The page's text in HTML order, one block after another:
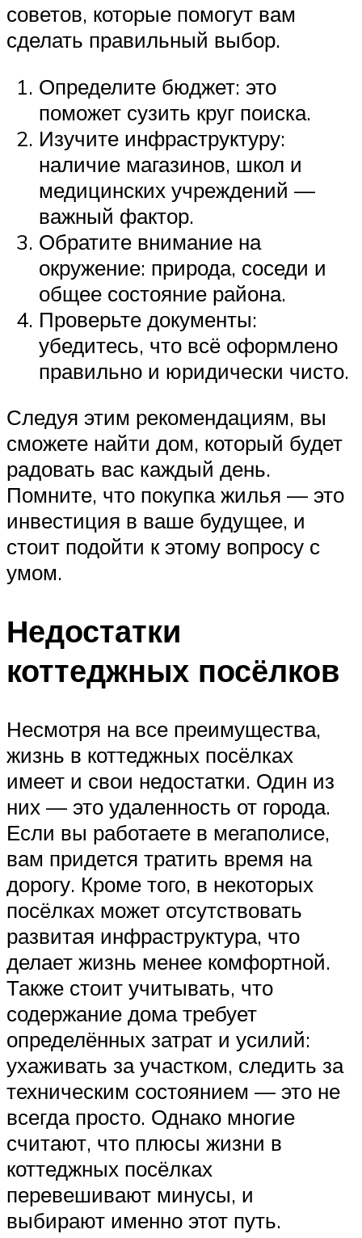
советов, которые помогут вам
сделать правильный выбор.
Определите бюджет: это
поможет сузить круг поиска.
Изучите инфраструктуру:
наличие магазинов, школ и
медицинских учреждений —
важный фактор.
Обратите внимание на
окружение: природа, соседи и
общее состояние района.
Проверьте документы:
убедитесь, что всё оформлено
правильно и юридически чисто.
Следуя этим рекомендациям, вы
сможете найти дом, который будет
радовать вас каждый день.
Помните, что покупка жилья — это
инвестиция в ваше будущее, и
стоит подойти к этому вопросу с
умом.
Недостатки
коттеджных посёлков
Несмотря на все преимущества,
жизнь в коттеджных посёлках
имеет и свои недостатки. Один из
них — это удаленность от города.
Если вы работаете в мегаполисе,
вам придется тратить время на
дорогу. Кроме того, в некоторых
посёлках может отсутствовать
развитая инфраструктура, что
делает жизнь менее комфортной.
Также стоит учитывать, что
содержание дома требует
определённых затрат и усилий:
ухаживать за участком, следить за
техническим состоянием — это не
всегда просто. Однако многие
считают, что плюсы жизни в
коттеджных посёлках
перевешивают минусы, и
выбирают именно этот путь.